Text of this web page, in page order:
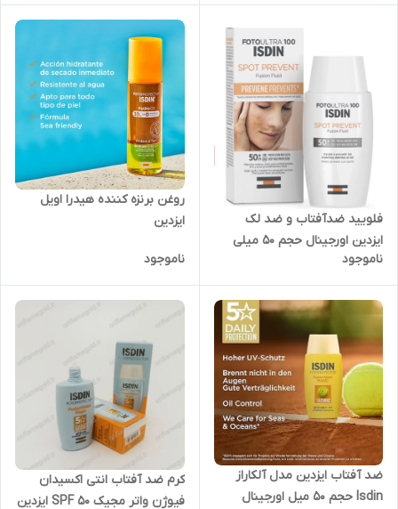
فلویید ضدآفتاب و ضد لک
ایزدین اورجینال حجم 50 میلی
لیتر
ناموجود
روغن برنزه کننده هیدرا اویل
ایزدین
ناموجود
ضد آفتاب ایزدین مدل آلکاراز
Isdin حجم 50 میل اورجینال
کرم ضد آفتاب انتی اکسیدان
فیوژن واتر مجیک SPF 50 ایزدین